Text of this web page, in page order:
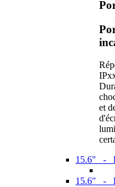
et
15.6" -
15.6" -